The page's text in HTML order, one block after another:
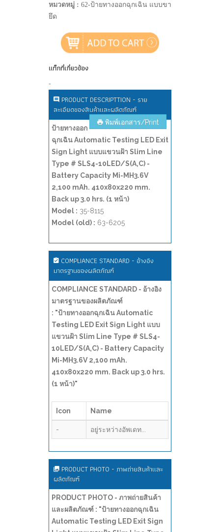
หมวดหมู่ : 62-ป้ายทางออกฉุกเฉิน แบบขา
ยึด
แท็กที่เกี่ยวข้อง
-
PRODUCT DESCRIPTTION - ราย
ละเอียดของสินค้าและผลิตภัณฑ์
พิมพ์เอกสาร/Print
ป้ายทางออก
ฉุกเฉิน Automatic Testing LED Exit
Sign Light แบบแขวนฝ้า Slim Line
Type # SLS4-10LED/S(A,C) -
Battery Capacity Mi-MH3.6V
2,100 mAh. 410x80x220 mm.
Back up 3.0 hrs. (1 หน้า)
Model : 35-8115
Model (old) : 63-6205
COMPLIANCE STANDARD - อ้างอิง
มาตรฐานของผลิตภัณฑ์
COMPLIANCE STANDARD - อ้างอิง
มาตรฐานของผลิตภัณฑ์
: "ป้ายทางออกฉุกเฉิน Automatic
Testing LED Exit Sign Light แบบ
แขวนฝ้า Slim Line Type # SLS4-
10LED/S(A,C) - Battery Capacity
Mi-MH3.6V 2,100 mAh.
410x80x220 mm. Back up 3.0 hrs.
(1 หน้า)"
Icon Name
- อยู่ระหว่างอัพเดท...
PRODUCT PHOTO - ภาพถ่ายสินค้าและ
ผลิตภัณฑ์
PRODUCT PHOTO - ภาพถ่ายสินค้า
และผลิตภัณฑ์ : "ป้ายทางออกฉุกเฉิน
Automatic Testing LED Exit Sign